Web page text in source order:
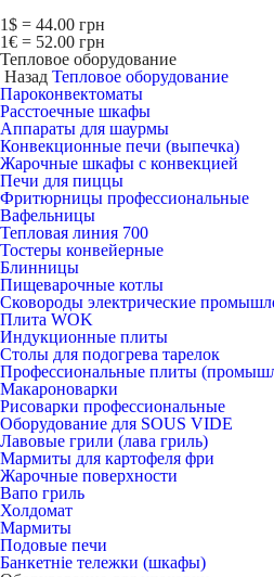
1$ = 44.00 грн
1€ = 52.00 грн
Тепловое оборудование
Назад Тепловое оборудование
Пароконвектоматы
Расcтоечные шкафы
Аппараты для шаурмы
Конвекционные печи (выпечка)
Жарочные шкафы с конвекцией
Печи для пиццы
Фритюрницы профессиональные
Вафельницы
Тепловая линия 700
Тостеры конвейерные
Блинницы
Пищеварочные котлы
Сковороды электрические
Плита WOK
Индукционные плиты
Столы для подогрева тарелок
Профессиональные плиты
Макароноварки
Рисоварки профессиональные
Оборудование для SOUS VIDE
Лавовые грили (лава гриль)
Мармиты для картофеля фри
Жарочные поверхности
Вапо гриль
Холдомат
Мармиты
Подовые печи
Банкетніе тележки (шкафы)